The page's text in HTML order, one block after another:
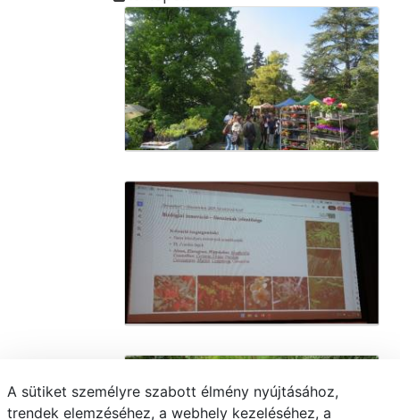
Médiatár
A sütiket személyre szabott élmény nyújtásához,
trendek elemzéséhez, a webhely kezeléséhez, a